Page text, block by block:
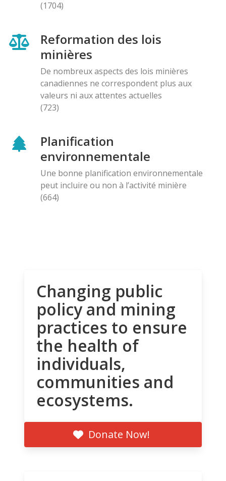
(1704)
Reformation des lois
minières
De nombreux aspects des lois minières
canadiennes ne correspondent plus aux
valeurs ni aux attentes actuelles
(723)
Planification
environnementale
Une bonne planification environnementale
peut incluire ou non à l’activité minière
(664)
Changing public
policy and mining
practices to ensure
the health of
individuals,
communities and
ecosystems.
Donate Now!